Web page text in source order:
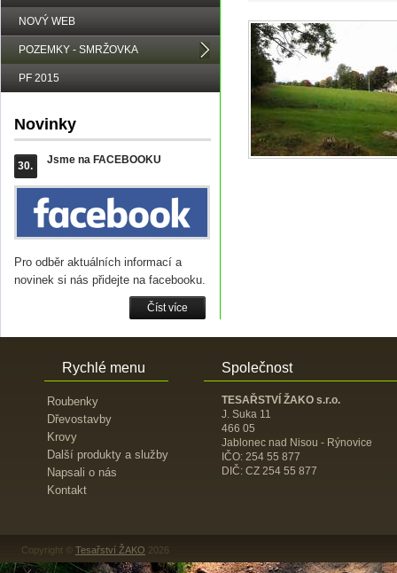
NOVÝ WEB
POZEMKY - SMRŽOVKA
PF 2015
Novinky
30. Jsme na FACEBOOKU
Pro odběr aktuálních informací a
novinek si nás přidejte na facebooku.
Číst více
Rychlé menu
Roubenky
Dřevostavby
Krovy
Další produkty a služby
Napsali o nás
Kontakt
Společnost
TESAŘSTVÍ ŽAKO s.r.o.
J. Suka 11
466 05
Jablonec nad Nisou - Rýnovice
IČO: 254 55 877
DIČ: CZ 254 55 877
Copyright © Tesařství ŽAKO 2026